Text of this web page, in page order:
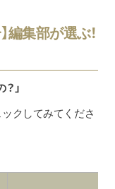
編集部が選ぶ！
」
クしてみてくださ